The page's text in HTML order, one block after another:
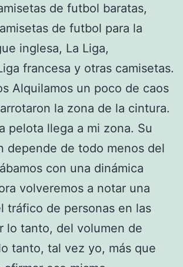
de futbol baratas,
de futbol para la
inglesa, La Liga,
francesa y otras camisetas.
Alquilamos un poco de caos
la zona de la cintura.
pelota llega a mi zona. Su
depende de todo menos del
con una dinámica
volveremos a notar una
tráfico de personas en las
lo tanto, del volumen de
tanto, tal vez yo, más que